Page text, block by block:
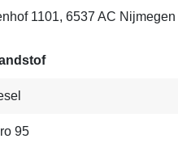
1101, 6537 AC Nijmegen
95